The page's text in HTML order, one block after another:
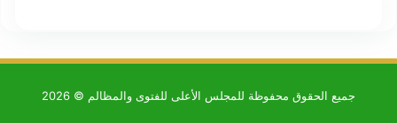
جميع الحقوق محفوظة للمجلس الأعلى للفتوى والمظالم © 2026